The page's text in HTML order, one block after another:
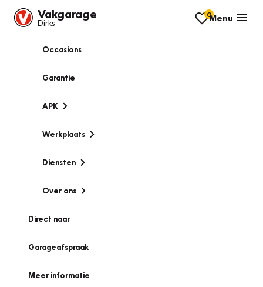
Vakgarage
Dirks
0Menu
Occasions
Garantie
APK
Werkplaats
Diensten
Over ons
Direct naar
Garageafspraak
Meer informatie